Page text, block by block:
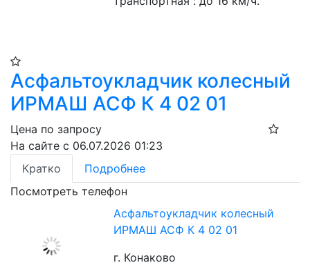
Асфальтоукладчик колесный
ИРМАШ АСФ К 4 02 01
Цена по запросу
На сайте с 06.07.2026 01:23
Кратко
Подробнее
Посмотреть телефон
Асфальтоукладчик колесный
ИРМАШ АСФ К 4 02 01
г. Конаково